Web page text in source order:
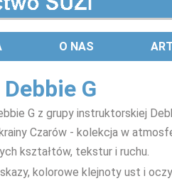
O NAS
G
G z grupy instruktorskiej
Czarów - kolekcja w
kształtów, tekstur i ruchu.
kolorowe klejnoty ust i